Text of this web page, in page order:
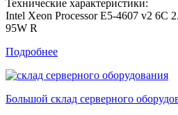
Технические характеристики:
Intel Xeon Processor E5-4607 v2 6C
95W R
Подробнее
Большой склад серверного